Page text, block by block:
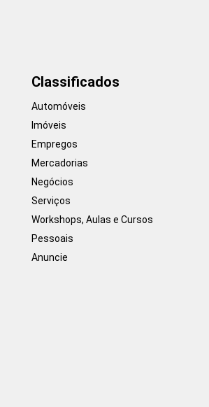
Classificados
Automóveis
Imóveis
Empregos
Mercadorias
Negócios
Serviços
Workshops, Aulas e Cursos
Pessoais
Anuncie